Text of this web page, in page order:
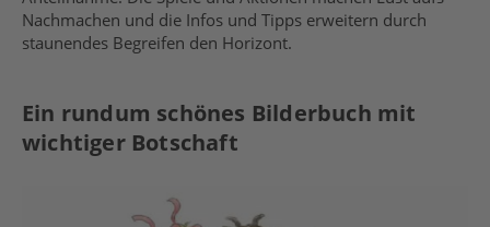
Nachmachen und die Infos und Tipps erweitern durch
staunendes Begreifen den Horizont.
Ein rundum schönes Bilderbuch mit
wichtiger Botschaft